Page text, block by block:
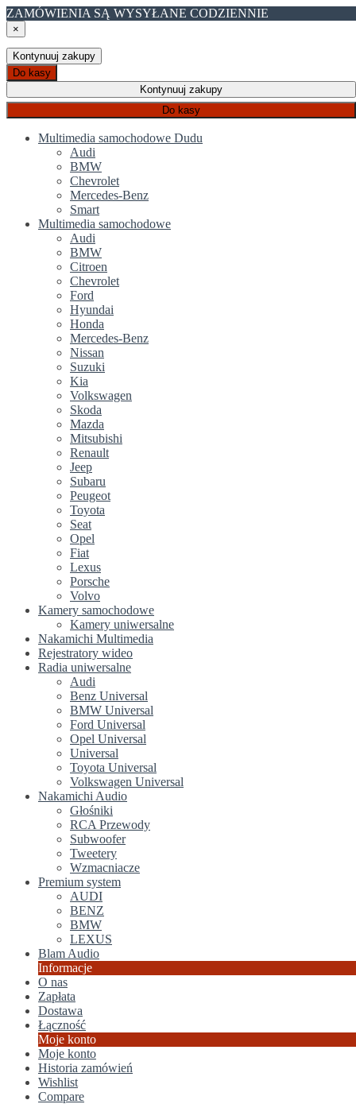
ZAMÓWIENIA SĄ WYSYŁANE CODZIENNIE
×
Kontynuuj zakupy
Do kasy
Kontynuuj zakupy
Do kasy
Multimedia samochodowe Dudu
Audi
BMW
Chevrolet
Mercedes-Benz
Smart
Multimedia samochodowe
Audi
BMW
Citroen
Chevrolet
Ford
Hyundai
Honda
Mercedes-Benz
Nissan
Suzuki
Kia
Volkswagen
Skoda
Mazda
Mitsubishi
Renault
Jeep
Subaru
Peugeot
Toyota
Seat
Opel
Fiat
Lexus
Porsche
Volvo
Kamery samochodowe
Kamery uniwersalne
Nakamichi Multimedia
Rejestratory wideo
Radia uniwersalne
Audi
Benz Universal
BMW Universal
Ford Universal
Opel Universal
Universal
Toyota Universal
Volkswagen Universal
Nakamichi Audio
Głośniki
RCA Przewody
Subwoofer
Tweetery
Wzmacniacze
Premium system
AUDI
BENZ
BMW
LEXUS
Blam Audio
Informacje
O nas
Zapłata
Dostawa
Łączność
Moje konto
Moje konto
Historia zamówień
Wishlist
Compare